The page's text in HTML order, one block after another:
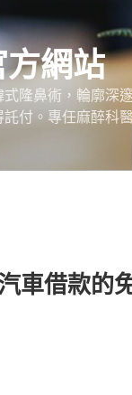
網站
隆鼻術，輪廓
付。專任麻醉科
車借款的